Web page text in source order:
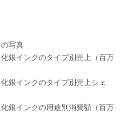
写真
銀インクのタイプ別売上（百万
銀インクのタイプ別売上シェ
銀インクの用途別消費額（百万